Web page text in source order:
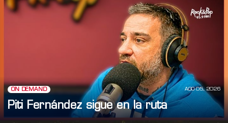
ON DEMAND AGO 05, 2026
Piti Fernández sigue en la ruta